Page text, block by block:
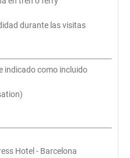
durante las visitas
indicado como incluido
Hotel - Barcelona